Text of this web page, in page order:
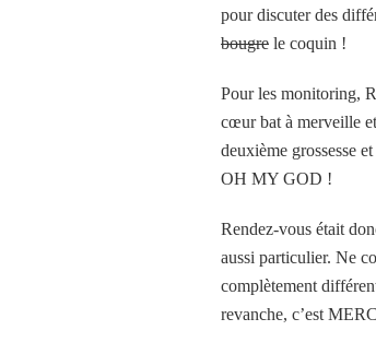
pour discuter des
bougre le coquin !
Pour les monitoring,
cœur bat à merveille
deuxième grossesse
OH MY GOD !
Rendez-vous était
aussi particulier. Ne
complètement
revanche, c’est